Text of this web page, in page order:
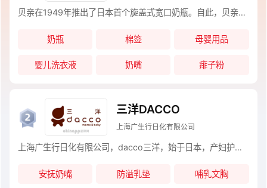
贝亲在1949年推出了日本首个旋盖式宽口奶瓶。自此，贝亲正式踏上了母婴用品研发升级的新征程，且不曾停歇。如今，贝亲已成为名副其实的全球母婴用品专家，产品热销全球多个国家与地区。不忘初心，展望未来，为了成为全世界宝宝和家庭最信赖的母婴用品品牌，贝亲将继续追求卓越，砥砺前行。
奶瓶 棉签 母婴用品
婴儿洗衣液 奶嘴 痱子粉
三洋DACCO
上海广生行日化有限公司
上海广生行日化有限公司，dacco三洋，始于日本，产妇护理专家，其高品质高标准高安全的品牌魅力赢得中国孕产妇的广泛赞誉，成为妈妈心中最值得信赖的国际品牌。 2005年8月，上海广生行成立
安抚奶嘴 防溢乳垫 哺乳文胸